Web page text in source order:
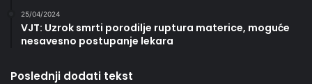
25/04/2024
VJT: Uzrok smrti porodilje ruptura materice, moguće
nesavesno postupanje lekara
Poslednji dodati tekst